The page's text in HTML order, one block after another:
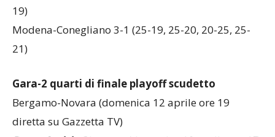
Modena-Conegliano 3-1 (25-19, 25-20, 20-25, 25-
21)
Bergamo-Novara (domenica 12 aprile ore 19
diretta su Gazzetta TV)
Busto Arsizio-Piacenza (domenica 12 aprile ore 17